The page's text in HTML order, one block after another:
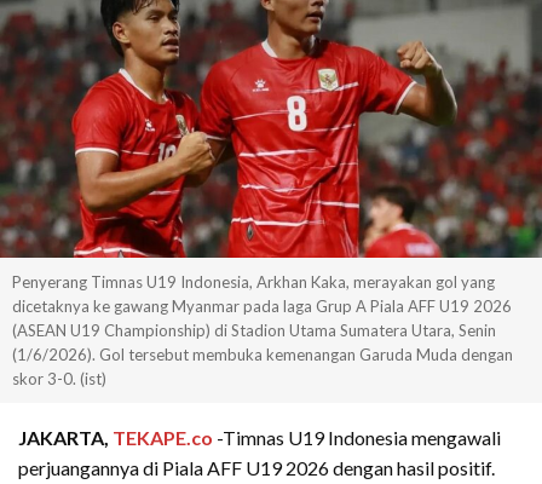
Penyerang Timnas U19 Indonesia, Arkhan Kaka, merayakan gol yang
dicetaknya ke gawang Myanmar pada laga Grup A Piala AFF U19 2026
(ASEAN U19 Championship) di Stadion Utama Sumatera Utara, Senin
(1/6/2026). Gol tersebut membuka kemenangan Garuda Muda dengan
skor 3-0. (ist)
JAKARTA, TEKAPE.co -Timnas U19 Indonesia mengawali
perjuangannya di Piala AFF U19 2026 dengan hasil positif.